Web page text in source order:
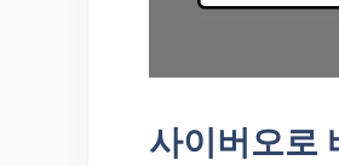
사이버오로